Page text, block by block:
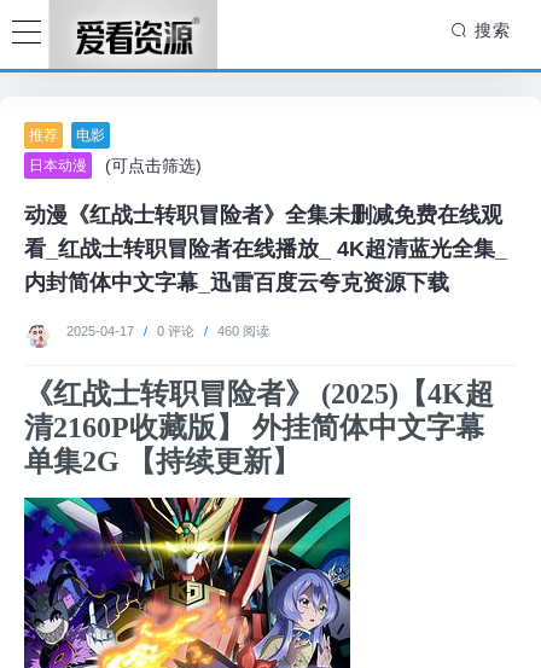
搜索
推荐
电影
日本动漫
(可点击筛选)
动漫《红战士转职冒险者》全集未删减免费在线观
看_红战士转职冒险者在线播放_ 4K超清蓝光全集_
内封简体中文字幕_迅雷百度云夸克资源下载
2025-04-17 / 0 评论 / 460 阅读
《红战士转职冒险者》 (2025)【4K超
清2160P收藏版】 外挂简体中文字幕
单集2G 【持续更新】